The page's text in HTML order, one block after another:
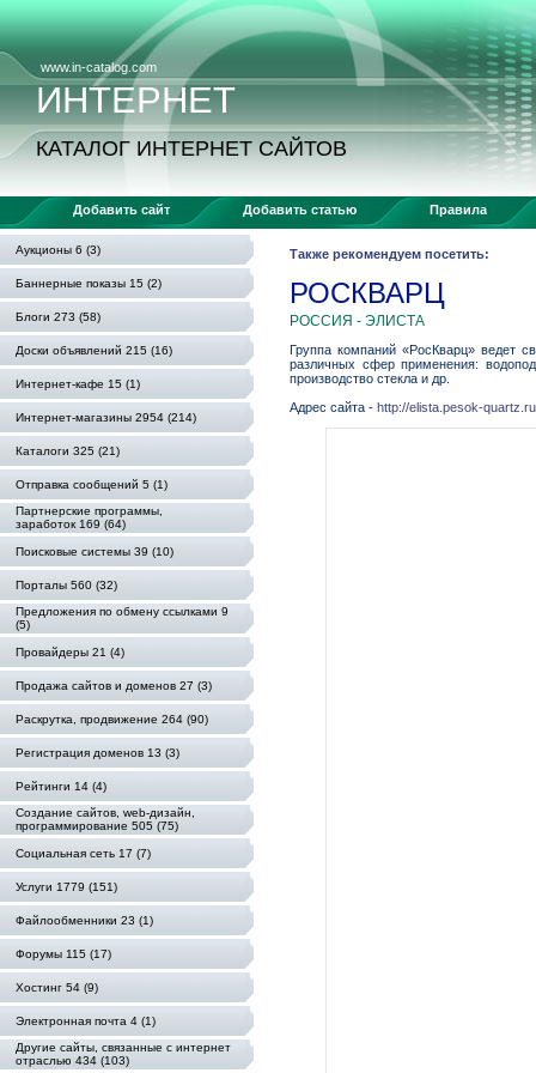
www.in-catalog.com
ИНТЕРНЕТ
КАТАЛОГ ИНТЕРНЕТ САЙТОВ
Добавить сайт Добавить статью Правила
Аукционы 6 (3)
Баннерные показы 15 (2)
Блоги 273 (58)
Доски объявлений 215 (16)
Интернет-кафе 15 (1)
Интернет-магазины 2954 (214)
Каталоги 325 (21)
Отправка сообщений 5 (1)
Партнерские программы,
заработок 169 (64)
Поисковые системы 39 (10)
Порталы 560 (32)
Предложения по обмену ссылками 9
(5)
Провайдеры 21 (4)
Продажа сайтов и доменов 27 (3)
Раскрутка, продвижение 264 (90)
Регистрация доменов 13 (3)
Рейтинги 14 (4)
Создание сайтов, web-дизайн,
программирование 505 (75)
Социальная сеть 17 (7)
Услуги 1779 (151)
Файлообменники 23 (1)
Форумы 115 (17)
Хостинг 54 (9)
Электронная почта 4 (1)
Другие сайты, связанные с интернет
отраслью 434 (103)
Также рекомендуем посетить:
РОСКВАРЦ
РОССИЯ - ЭЛИСТА
Группа компаний «РосКварц» ведет
различных сфер применения:
производство стекла и др.
Адрес сайта - http://elista.pesok-quartz.ru